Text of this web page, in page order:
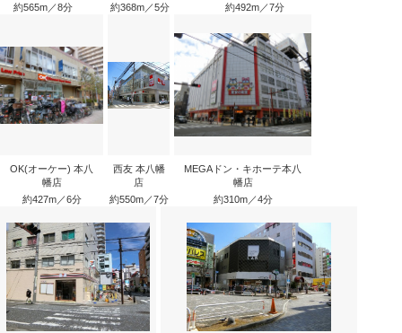
約565m／8分
約368m／5分
約492m／7分
OK(オーケー) 本八
幡店
約427m／6分
西友 本八幡
店
約550m／7分
MEGAドン・キホーテ本八
幡店
約310m／4分